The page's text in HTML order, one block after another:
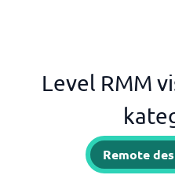
Level RMM
Remote